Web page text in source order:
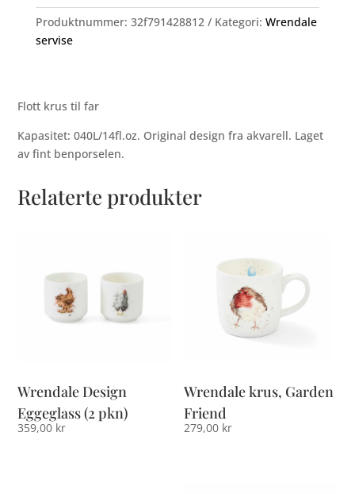
DAD
antall
Produktnummer: 32f791428812 Kategori: Wrendale
servise
Flott krus til far
Kapasitet: 040L/14fl.oz. Original design fra akvarell. Laget
av fint benporselen.
Relaterte produkter
Wrendale Design
Eggeglass (2 pkn)
359,00 kr
Wrendale krus, Garden
Friend
279,00 kr